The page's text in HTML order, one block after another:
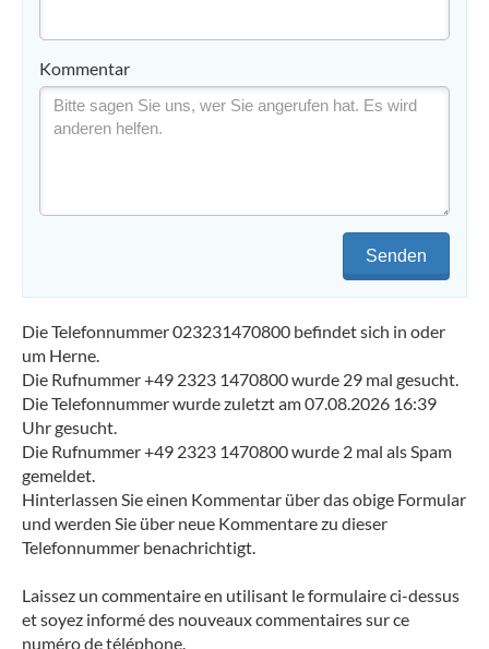
Kommentar
Senden
Die Telefonnummer 023231470800 befindet sich in oder
um Herne.
Die Rufnummer +49 2323 1470800 wurde 29 mal gesucht.
Die Telefonnummer wurde zuletzt am 07.08.2026 16:39
Uhr gesucht.
Die Rufnummer +49 2323 1470800 wurde 2 mal als Spam
gemeldet.
Hinterlassen Sie einen Kommentar über das obige Formular
und werden Sie über neue Kommentare zu dieser
Telefonnummer benachrichtigt.
Laissez un commentaire en utilisant le formulaire ci-dessus
et soyez informé des nouveaux commentaires sur ce
numéro de téléphone.